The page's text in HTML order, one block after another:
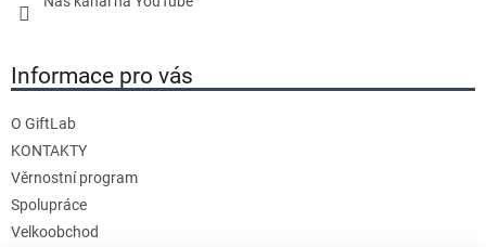
Informace pro vás
O GiftLab
KONTAKTY
Věrnostní program
Spolupráce
Velkoobchod